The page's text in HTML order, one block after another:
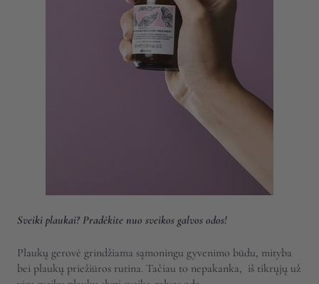
Sveiki plaukai? Pradėkite nuo sveikos galvos odos!
Plaukų gerovė grindžiama sąmoningu gyvenimo būdu, mityba
bei plaukų priežiūros rutina. Tačiau to nepakanka, iš tikrųjų už